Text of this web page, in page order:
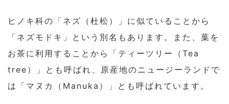
ヒノキ科の「ネズ（杜松）」に似ていることから
「ネズモドキ」という別名もあります。また、葉を
お茶に利用することから「ティーツリー（Tea
tree）」とも呼ばれ、原産地のニュージーランドで
は「マヌカ（Manuka）」とも呼ばれています。